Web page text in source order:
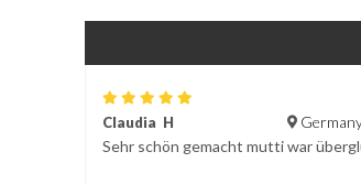
Claudia H
Sehr schön gemacht mutti war